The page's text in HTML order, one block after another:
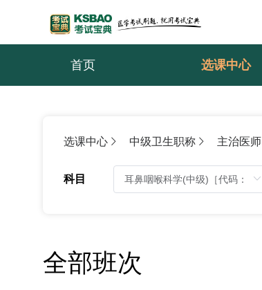
首页 选课中心
选课中心 中级卫生职称 主治医师
科目
全部班次